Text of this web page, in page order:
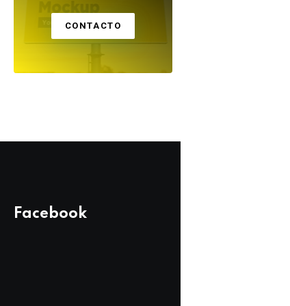
Benavente graba a
pocos metros de
palacio municipal
video de
07 DE AGOSTO 2026
municipal
CONTACTO
Facebook